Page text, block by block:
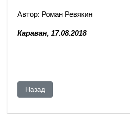
Автор: Роман Ревякин
Караван, 17.08.2018
Предыдущий: Как Каспийское
Назад